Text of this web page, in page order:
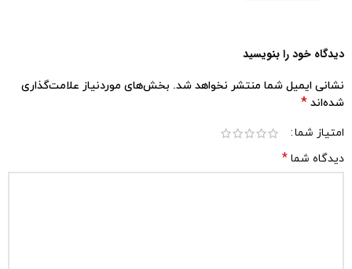
دیدگاه خود را بنویسید
نشانی ایمیل شما منتشر نخواهد شد. بخش‌های موردنیاز علامت‌گذاری
شده‌اند *
امتیاز شما
دیدگاه شما *